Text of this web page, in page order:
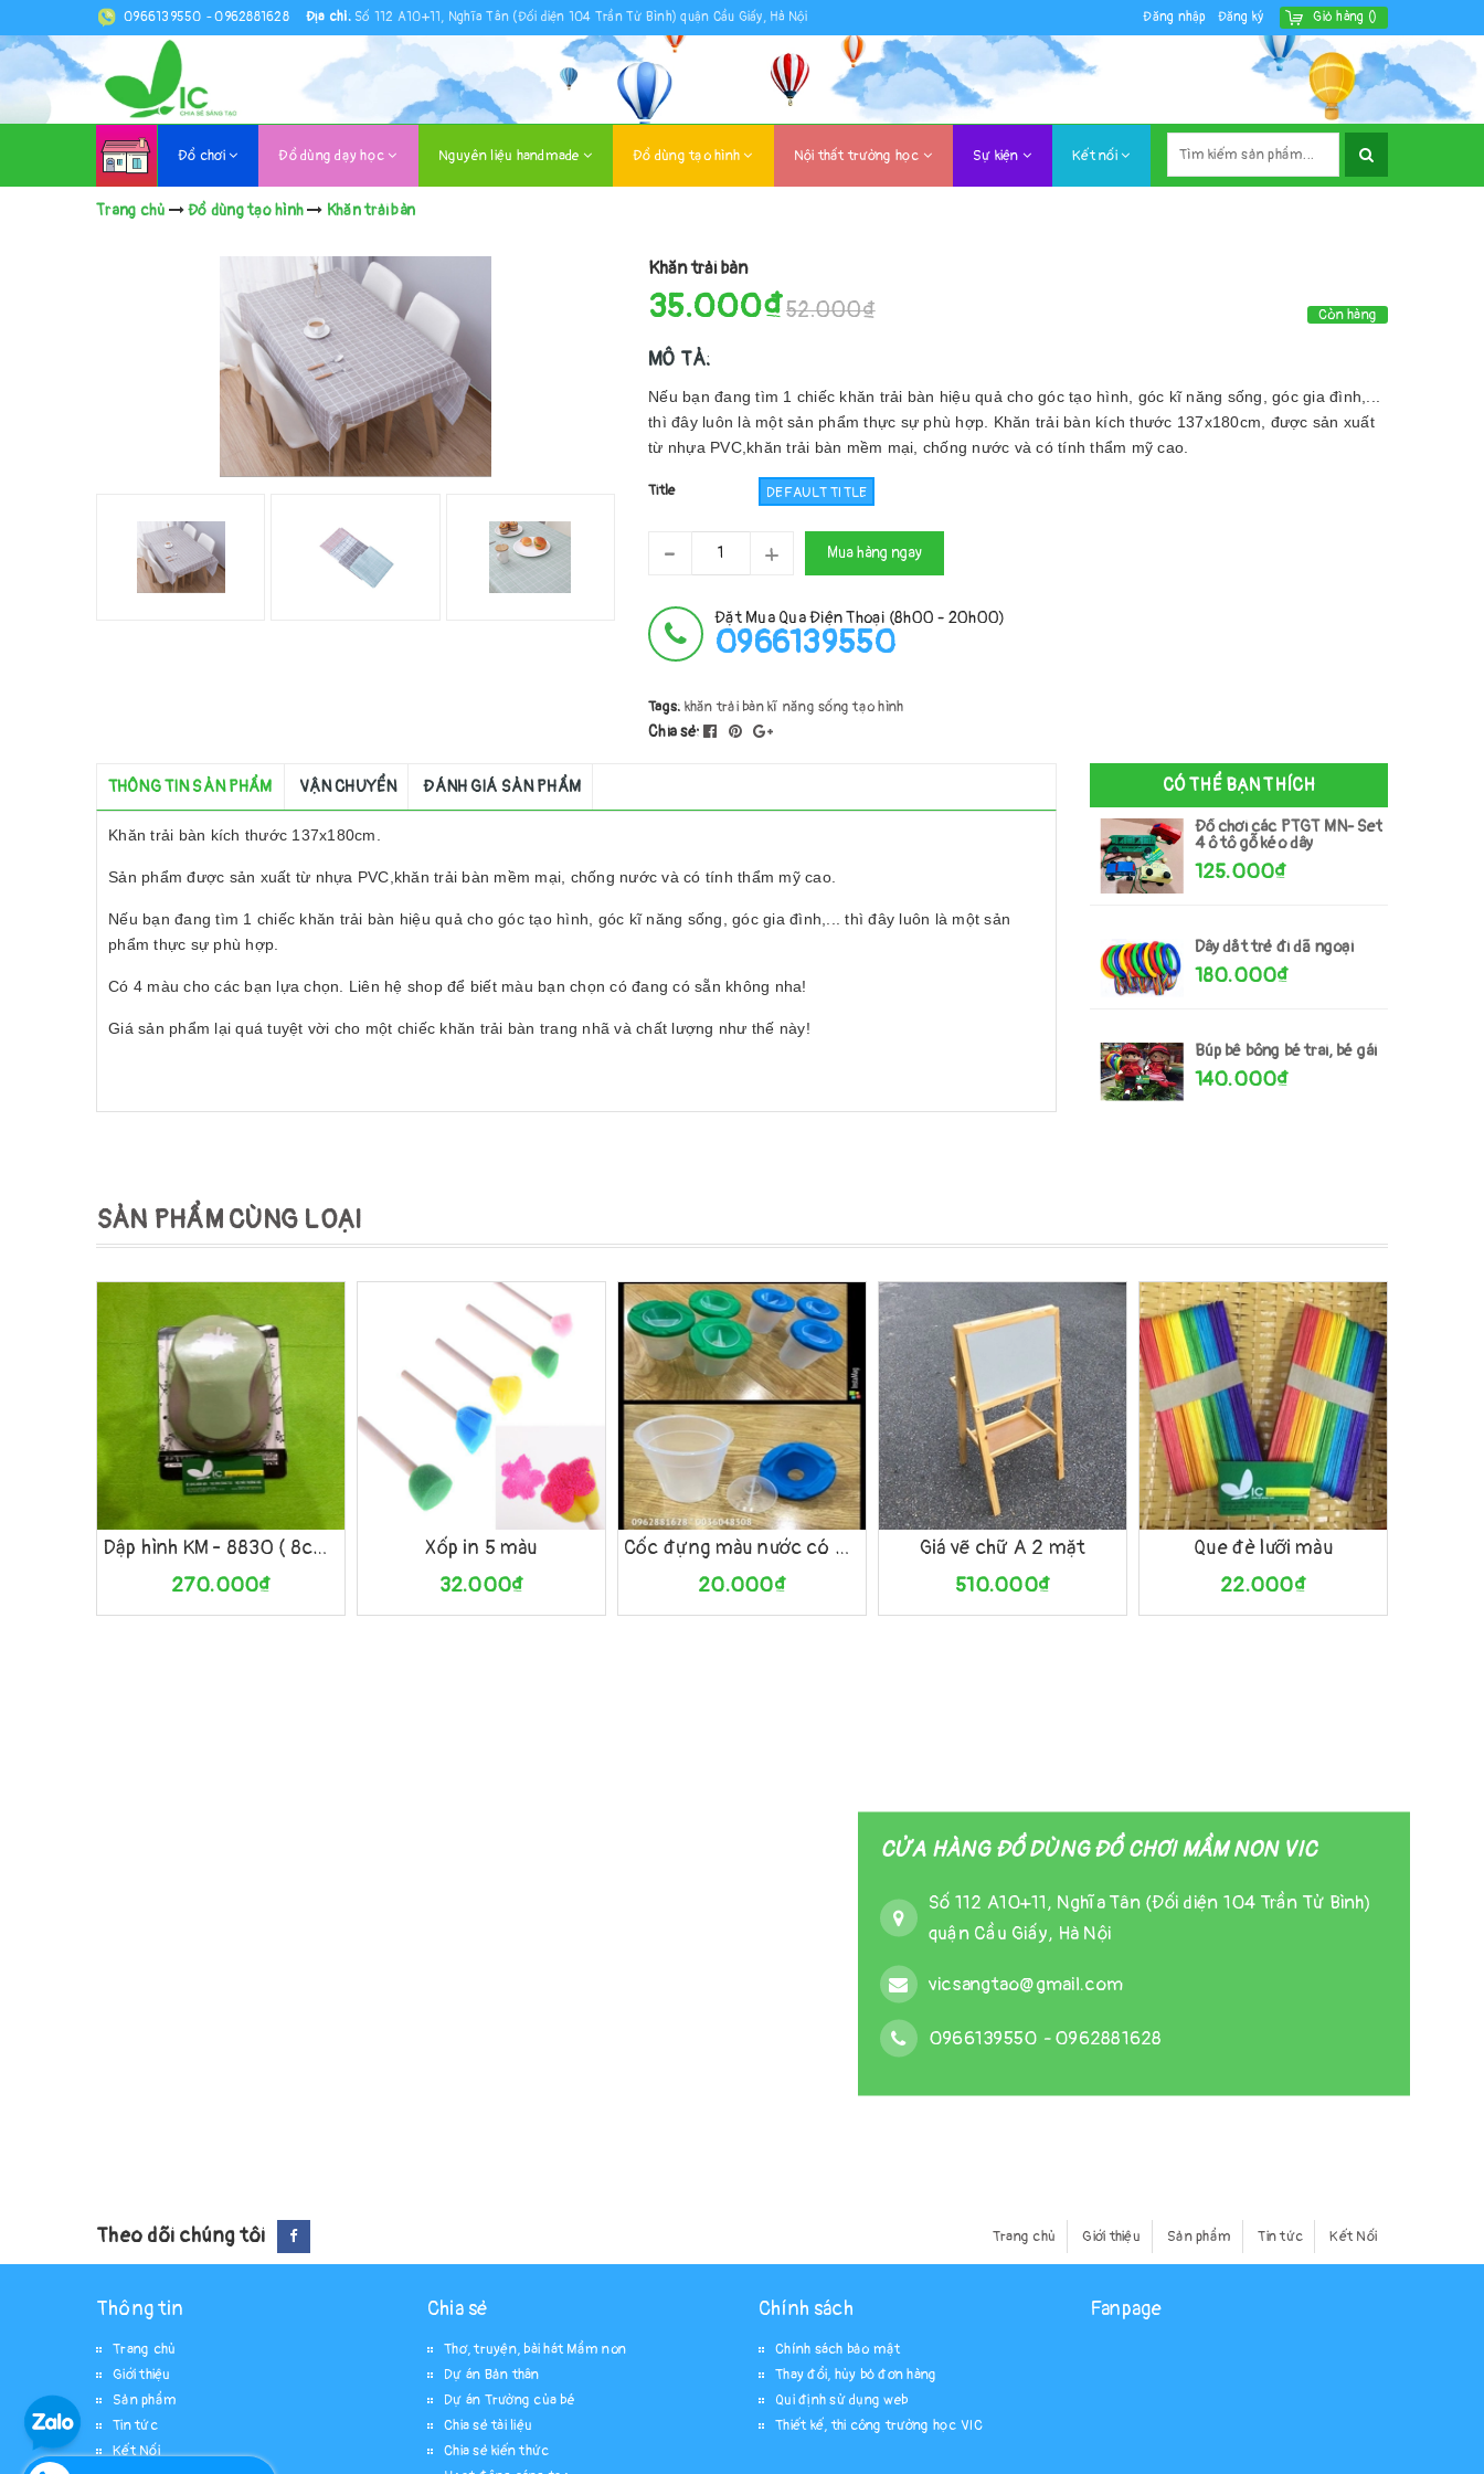
0966139550 -0962881628 Địa chỉ: Số 112 A10+11, Nghĩa Tân (Đối diện 104 Trần Tử Bình) quận Cầu Giấy, Hà Nội Đăng nhập Đăng ký Giỏ hàng ()
Đồ chơi Đồ dùng dạy học Nguyên liệu handmade Đồ dùng tạo hình Nội thất trường học Sự kiện Kết nối
Trang chủ Đồ dùng tạo hình Khăn trải bàn
Khăn trải bàn
Còn hàng
35.000₫52.000₫
MÔ TẢ:
Nếu bạn đang tìm 1 chiếc khăn trải bàn hiệu quả cho góc tạo hình, góc kĩ năng sống, góc gia đình,...
thì đây luôn là một sản phẩm thực sự phù hợp. Khăn trải bàn kích thước 137x180cm, được sản xuất
từ nhựa PVC,khăn trải bàn mềm mại, chống nước và có tính thẩm mỹ cao.
Title DEFAULT TITLE
- + Mua hàng ngay
Đặt Mua Qua Điện Thoại (8h00 - 20h00)
0966139550
Tags: khăn trải bàn kĩ năng sống tạo hình
Chia sẻ:
THÔNG TIN SẢN PHẨM VẬN CHUYỂN ĐÁNH GIÁ SẢN PHẨM
Khăn trải bàn kích thước 137x180cm.
Sản phẩm được sản xuất từ nhựa PVC,khăn trải bàn mềm mại, chống nước và có tính thẩm mỹ cao.
Nếu bạn đang tìm 1 chiếc khăn trải bàn hiệu quả cho góc tạo hình, góc kĩ năng sống, góc gia đình,... thì đây luôn là một sản
phẩm thực sự phù hợp.
Có 4 màu cho các bạn lựa chọn. Liên hệ shop để biết màu bạn chọn có đang có sẵn không nha!
Giá sản phẩm lại quá tuyệt vời cho một chiếc khăn trải bàn trang nhã và chất lượng như thế này!
CÓ THỂ BẠN THÍCH
Đồ chơi các PTGT MN- Set
4 ô tô gỗ kéo dây
125.000₫
Dây dắt trẻ đi dã ngoại
180.000₫
Búp bê bông bé trai, bé gái
140.000₫
SẢN PHẨM CÙNG LOẠI
Dập hình KM - 8830 ( 8cm )
270.000₫
Mua hàng
Xốp in 5 màu
32.000₫
Mua hàng Xem nhanh
Cốc đựng màu nước có nắp
20.000₫
Mua hàng Xem nhanh
Giá vẽ chữ A 2 mặt
510.000₫
Mua hàng Xem nhanh
Que đè lưỡi màu
22.000₫
Mua hàng Xem nhanh
CỬA HÀNG ĐỒ DÙNG ĐỒ CHƠI MẦM NON VIC
Số 112 A10+11, Nghĩa Tân (Đối diện 104 Trần Tử Bình)
quận Cầu Giấy, Hà Nội
vicsangtao@gmail.com
0966139550 -0962881628
Theo dõi chúng tôi Trang chủ Giới thiệu Sản phẩm Tin tức Kết Nối
Thông tin
Trang chủ
Giới thiệu
Sản phẩm
Tin tức
Kết Nối
Chia sẻ
Thơ, truyện, bài hát Mầm non
Dự án Bản thân
Dự án Trường của bé
Chia sẻ tài liệu
Chia sẻ kiến thức
Chính sách
Chính sách bảo mật
Thay đổi, hủy bỏ đơn hàng
Qui định sử dụng web
Thiết kế, thi công trường học VIC
Fanpage